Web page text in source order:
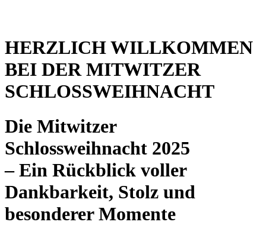
HERZLICH WILLKOMMEN
BEI DER MITWITZER
SCHLOSSWEIHNACHT
Die Mitwitzer
Schlossweihnacht 2025
– Ein Rückblick voller
Dankbarkeit, Stolz und
besonderer Momente